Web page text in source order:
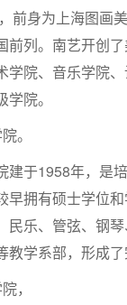
前身为上海图画
前列。南艺开创
学院、音乐学院
院。
。
建于1958年，是
早拥有硕士学位
民乐、管弦、钢
教学系部，形成
，